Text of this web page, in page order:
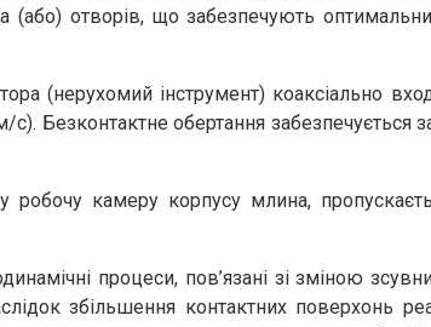
(або) отворів, що забезпечують
(нерухомий інструмент) коаксіально
Безконтактне обертання забезпечується
робочу камеру корпусу млина,
процеси, пов’язані зі зміною
збільшення контактних поверхонь